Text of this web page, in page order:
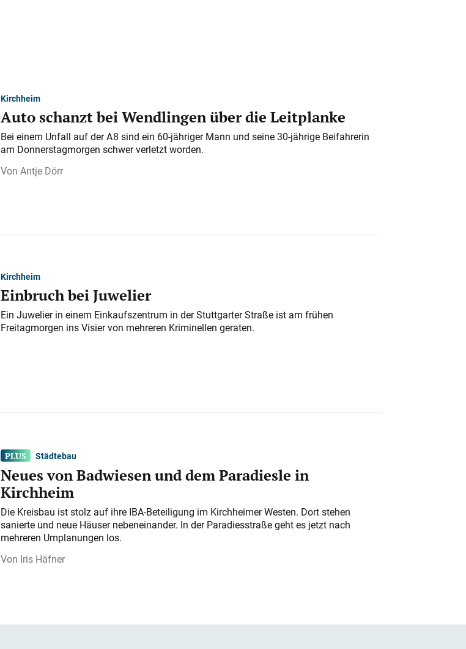
Kirchheim
Auto schanzt bei Wendlingen über die Leitplanke
Bei einem Unfall auf der A 8 sind ein 60-jähriger Mann und seine 30-jährige Beifahrerin
am Donnerstagmorgen schwer verletzt worden.
Antje Dörr
Kirchheim
Einbruch bei Juwelier
Ein Juwelier in einem Einkaufszentrum in der Stuttgarter Straße ist am frühen
Freitagmorgen ins Visier von mehreren Kriminellen geraten.
Städtebau
Neues von Badwiesen und dem Paradiesle in
Kirchheim
Die Kreisbau ist stolz auf ihre IBA-Beteiligung im Kirchheimer Westen. Dort stehen
sanierte und neue Häuser nebeneinander. In der Paradiesstraße geht es jetzt nach
mehreren Umplanungen los.
Iris Häfner